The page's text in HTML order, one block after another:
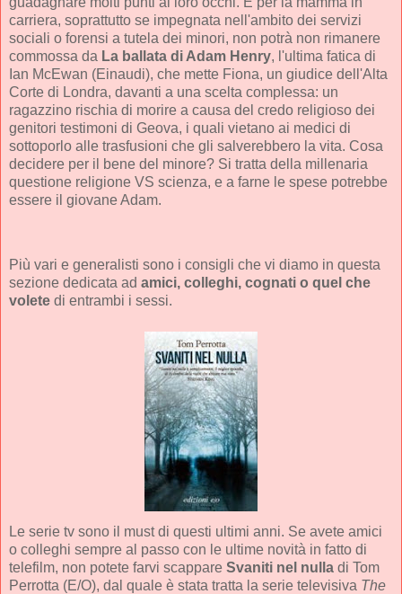
carriera, soprattutto se impegnata nell'ambito dei servizi
sociali o forensi a tutela dei minori, non potrà non rimanere
commossa da La ballata di Adam Henry, l'ultima fatica di
Ian McEwan (Einaudi), che mette Fiona, un giudice dell'Alta
Corte di Londra, davanti a una scelta complessa: un
ragazzino rischia di morire a causa del credo religioso dei
genitori testimoni di Geova, i quali vietano ai medici di
sottoporlo alle trasfusioni che gli salverebbero la vita. Cosa
decidere per il bene del minore? Si tratta della millenaria
questione religione VS scienza, e a farne le spese potrebbe
essere il giovane Adam.
Più vari e generalisti sono i consigli che vi diamo in questa
sezione dedicata ad amici, colleghi, cognati o quel che
volete di entrambi i sessi.
Le serie tv sono il must di questi ultimi anni. Se avete amici
o colleghi sempre al passo con le ultime novità in fatto di
telefilm, non potete farvi scappare Svaniti nel nulla di Tom
Perrotta (E/O), dal quale è stata tratta la serie televisiva The